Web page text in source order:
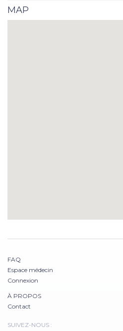
MAP
FAQ
Espace médecin
Connexion
À PROPOS
Contact
SUIVEZ-NOUS :